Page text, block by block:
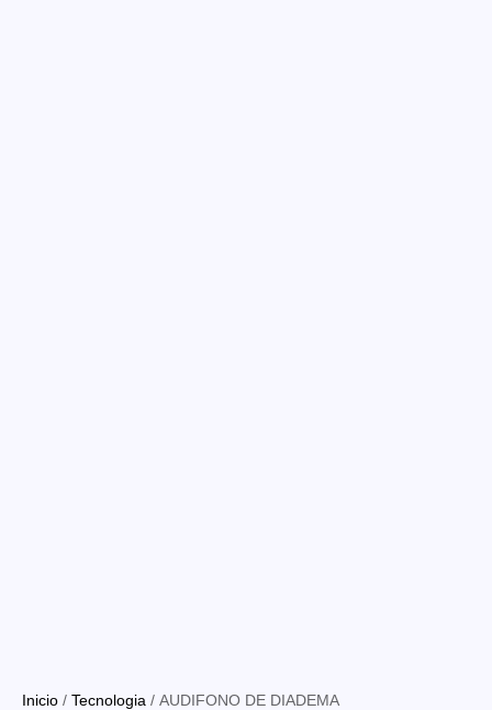
Inicio / Tecnologia / AUDIFONO DE DIADEMA